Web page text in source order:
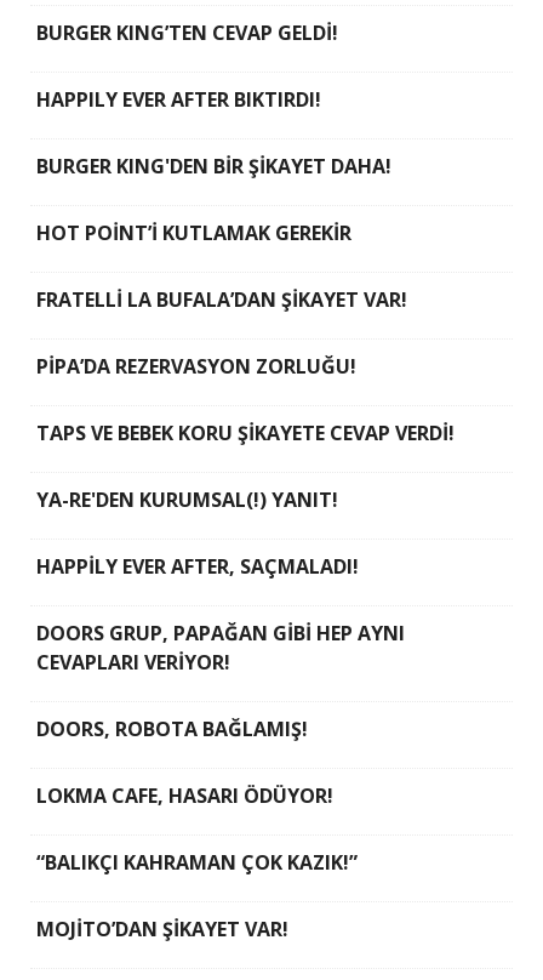
BURGER KING’TEN CEVAP GELDİ!
HAPPILY EVER AFTER BIKTIRDI!
BURGER KING'DEN BİR ŞİKAYET DAHA!
HOT POİNT’İ KUTLAMAK GEREKİR
FRATELLİ LA BUFALA’DAN ŞİKAYET VAR!
PİPA’DA REZERVASYON ZORLUĞU!
TAPS VE BEBEK KORU ŞİKAYETE CEVAP VERDİ!
YA-RE'DEN KURUMSAL(!) YANIT!
HAPPİLY EVER AFTER, SAÇMALADI!
DOORS GRUP, PAPAĞAN GİBİ HEP AYNI
CEVAPLARI VERİYOR!
DOORS, ROBOTA BAĞLAMIŞ!
LOKMA CAFE, HASARI ÖDÜYOR!
“BALIKÇI KAHRAMAN ÇOK KAZIK!”
MOJİTO’DAN ŞİKAYET VAR!